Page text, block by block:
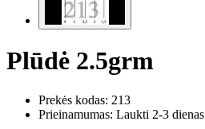
Plūdė 2.5grm
Prekės kodas: 213
Prieinamumas: Laukti 2-3 dienas